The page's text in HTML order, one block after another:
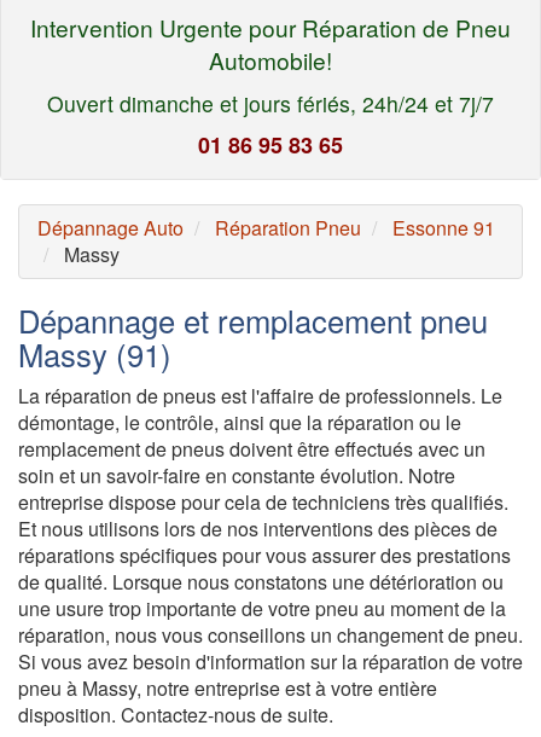
Intervention Urgente pour Réparation de Pneu
Automobile!
Ouvert dimanche et jours fériés, 24h/24 et 7j/7
01 86 95 83 65
Dépannage Auto Réparation Pneu
Essonne 91
Massy
Dépannage et remplacement pneu
Massy (91)
La réparation de pneus est l'affaire de professionnels. Le
démontage, le contrôle, ainsi que la réparation ou le
remplacement de pneus doivent être effectués avec un
soin et un savoir-faire en constante évolution. Notre
entreprise dispose pour cela de techniciens très qualifiés.
Et nous utilisons lors de nos interventions des pièces de
réparations spécifiques pour vous assurer des prestations
de qualité. Lorsque nous constatons une détérioration ou
une usure trop importante de votre pneu au moment de la
réparation, nous vous conseillons un changement de pneu.
Si vous avez besoin d'information sur la réparation de votre
pneu à Massy, notre entreprise est à votre entière
disposition. Contactez-nous de suite.